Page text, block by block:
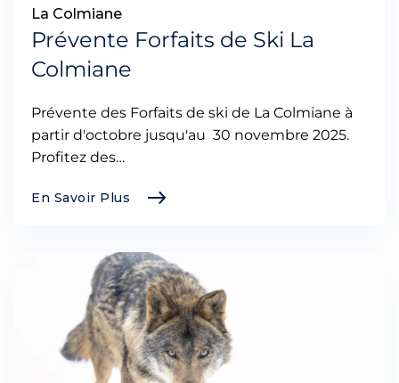
La Colmiane
Prévente Forfaits de Ski La
Colmiane
Prévente des Forfaits de ski de La Colmiane à
partir d'octobre jusqu'au 30 novembre 2025.
Profitez des…
En Savoir Plus